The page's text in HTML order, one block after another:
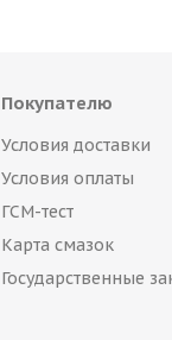
Покупателю
Условия доставки
Условия оплаты
ГСМ-тест
Карта смазок
Государственные